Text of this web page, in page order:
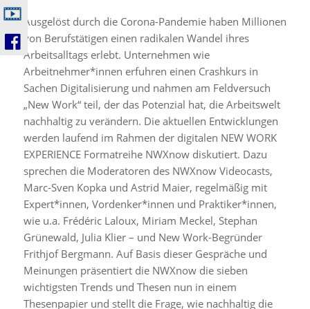
Ausgelöst durch die Corona-Pandemie haben Millionen
von Berufstätigen einen radikalen Wandel ihres
Arbeitsalltags erlebt. Unternehmen wie
Arbeitnehmer*innen erfuhren einen Crashkurs in
Sachen Digitalisierung und nahmen am Feldversuch
„New Work“ teil, der das Potenzial hat, die Arbeitswelt
nachhaltig zu verändern. Die aktuellen Entwicklungen
werden laufend im Rahmen der digitalen NEW WORK
EXPERIENCE Formatreihe NWXnow diskutiert. Dazu
sprechen die Moderatoren des NWXnow Videocasts,
Marc-Sven Kopka und Astrid Maier, regelmäßig mit
Expert*innen, Vordenker*innen und Praktiker*innen,
wie u.a. Frédéric Laloux, Miriam Meckel, Stephan
Grünewald, Julia Klier – und New Work-Begründer
Frithjof Bergmann. Auf Basis dieser Gespräche und
Meinungen präsentiert die NWXnow die sieben
wichtigsten Trends und Thesen nun in einem
Thesenpapier und stellt die Frage, wie nachhaltig die